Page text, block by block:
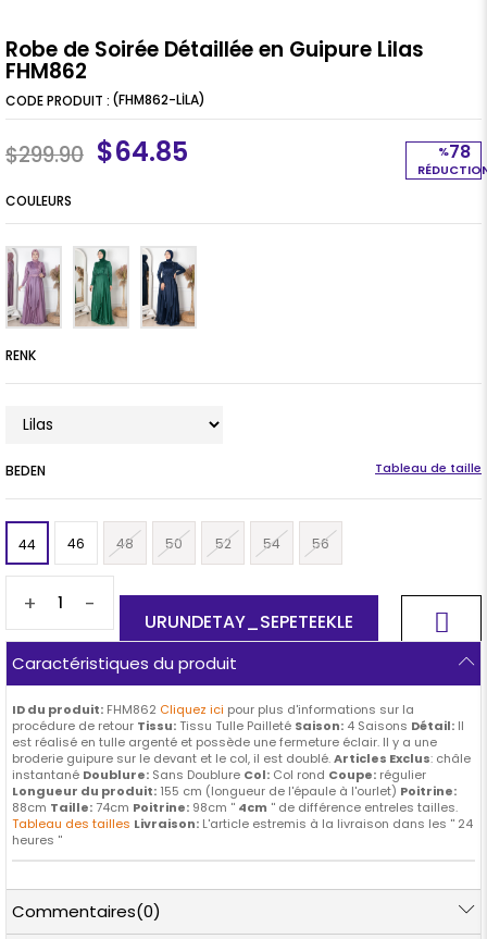
Robe de Soirée Détaillée en Guipure Lilas
FHM862
(FHM862-LİLA)
%78
$299.90 $64.85
COULEURS
RENK
BEDEN
44 46 48 50 52 54 56
+ -
Caractéristiques du produit
ID du produit: FHM862 Cliquez ici pour plus d'informations sur la
procédure de retour Tissu: Tissu Tulle Pailleté Saison: 4 Saisons Détail: Il
est réalisé en tulle argenté et possède une fermeture éclair. Il y a une
broderie guipure sur le devant et le col, il est doublé.Articles Exclus: châle
instantané Doublure: Sans Doublure Col: Col rond Coupe: régulier
Longueur du produit: 155 cm (longueur de l'épaule à l'ourlet) Poitrine:
88cm Taille:74cm Poitrine: 98cm '' 4cm '' de différence entreles tailles.
Tableau des tailles Livraison: L'article estremis à la livraison dans les '' 24
heures ''
Commentaires(0)